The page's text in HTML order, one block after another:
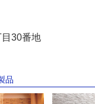
30番地
品